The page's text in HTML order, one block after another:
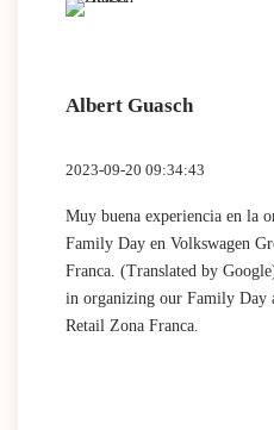
sure that I will count on them
Albert Guasch
2023-09-20 09:34:43
Muy buena experiencia en la
Family Day en Volkswagen
Franca. (Translated by
in organizing our Family Day
Retail Zona Franca.